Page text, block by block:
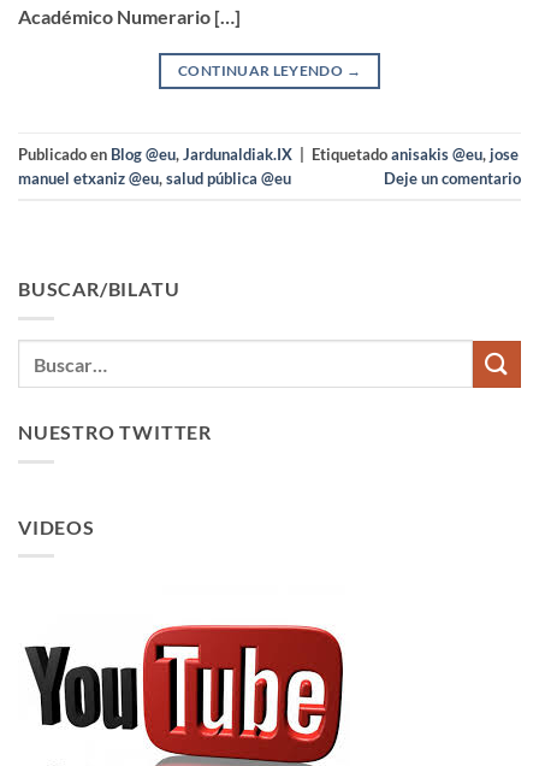
Académico Numerario […]
CONTINUAR LEYENDO →
Publicado en Blog @eu,Jardunaldiak.IX Etiquetadoanisakis @eu,jose
manuel etxaniz @eu,salud pública @eu Deje un comentario
BUSCAR/BILATU
NUESTRO TWITTER
VIDEOS